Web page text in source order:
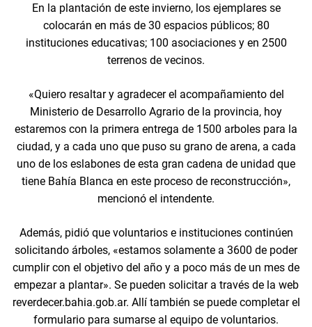
En la plantación de este invierno, los ejemplares se
colocarán en más de 30 espacios públicos; 80
instituciones educativas; 100 asociaciones y en 2500
terrenos de vecinos.
«Quiero resaltar y agradecer el acompañamiento del
Ministerio de Desarrollo Agrario de la provincia, hoy
estaremos con la primera entrega de 1500 arboles para la
ciudad, y a cada uno que puso su grano de arena, a cada
uno de los eslabones de esta gran cadena de unidad que
tiene Bahía Blanca en este proceso de reconstrucción»,
mencionó el intendente.
Además, pidió que voluntarios e instituciones continúen
solicitando árboles, «estamos solamente a 3600 de poder
cumplir con el objetivo del año y a poco más de un mes de
empezar a plantar». Se pueden solicitar a través de la web
reverdecer.bahia.gob.ar. Allí también se puede completar el
formulario para sumarse al equipo de voluntarios.